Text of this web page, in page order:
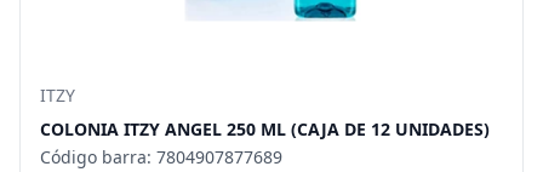
ITZY
COLONIA ITZY ANGEL 250 ML (CAJA DE 12 UNIDADES)
Código barra: 7804907877689